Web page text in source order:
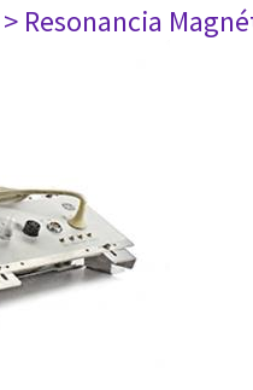
> Resonancia